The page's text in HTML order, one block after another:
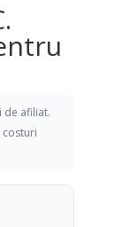
de afiliat.
costuri